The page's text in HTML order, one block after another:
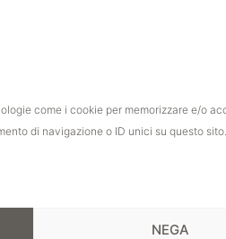
come i cookie per memorizzare e/o
di navigazione o ID unici su questo
NEGA